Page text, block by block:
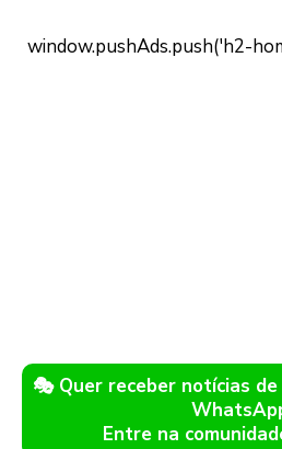
🎭 Quer receber notícias
Entre na